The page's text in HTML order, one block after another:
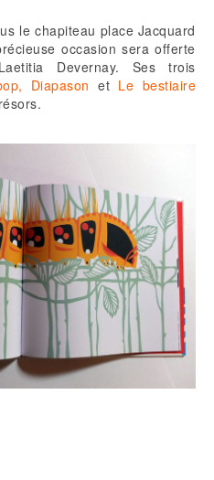
le chapiteau place Jacquard
occasion sera offerte
Devernay. Ses trois
Diapason et Le bestiaire